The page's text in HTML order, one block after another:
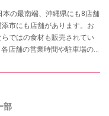
の最南端、沖縄県にも8店舗
市にも店舗があります。お
ではの食材も販売されてい
店舗の営業時間や駐車場の
部